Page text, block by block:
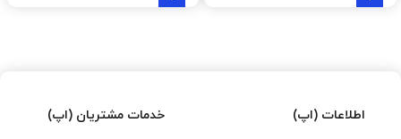
اطلاعات (اپ) خدمات مشتریان (اپ)